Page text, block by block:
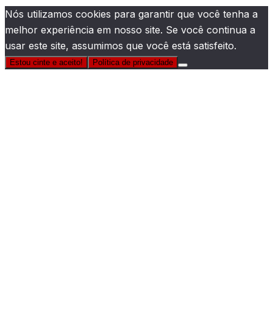
Nós utilizamos cookies para garantir que você tenha a
melhor experiência em nosso site. Se você continua a
usar este site, assumimos que você está satisfeito.
Estou cinte e aceito! Política de privacidade